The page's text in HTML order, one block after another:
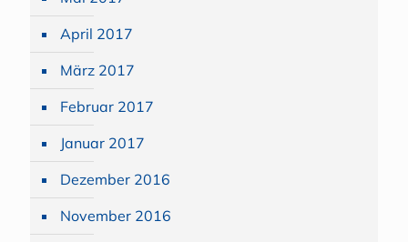
April 2017
März 2017
Februar 2017
Januar 2017
Dezember 2016
November 2016